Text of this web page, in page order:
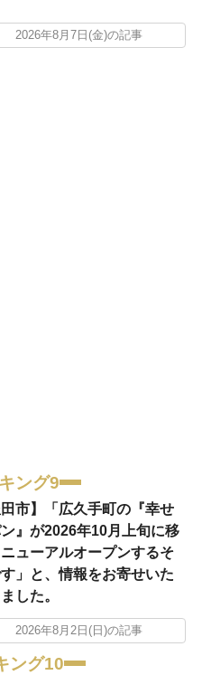
2026年8月7日(金)の記事
ング9
田市】「広久手町の『幸せ
』が2026年10月上旬に移
ューアルオープンするそ
」と、情報をお寄せいた
した。
2026年8月2日(日)の記事
ング10